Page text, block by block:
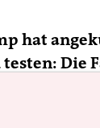
hat
Die
geht